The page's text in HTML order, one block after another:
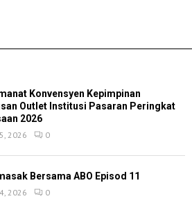
Konvensyen Kepimpinan
Outlet Institusi Pasaran Peringkat
2026
2026 0
Bersama ABO Episod 11
2026 0